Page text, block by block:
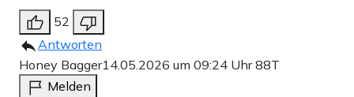
52
Antworten
Honey Bagger14.05.2026 um 09:24 Uhr88T
Melden